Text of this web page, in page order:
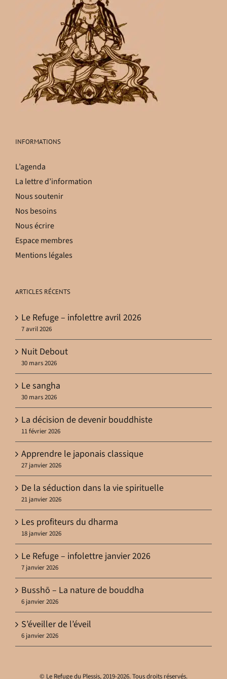
INFORMATIONS
L’agenda
La lettre d’information
Nous soutenir
Nos besoins
Nous écrire
Espace membres
Mentions légales
ARTICLES RÉCENTS
Le Refuge – infolettre avril 2026
7 avril 2026
Nuit Debout
30 mars 2026
Le sangha
30 mars 2026
La décision de devenir bouddhiste
11 février 2026
Apprendre le japonais classique
27 janvier 2026
De la séduction dans la vie spirituelle
21 janvier 2026
Les profiteurs du dharma
18 janvier 2026
Le Refuge – infolettre janvier 2026
7 janvier 2026
Busshō – La nature de bouddha
6 janvier 2026
S’éveiller de l’éveil
6 janvier 2026
© Le Refuge du Plessis, 2019-2026. Tous droits réservés.